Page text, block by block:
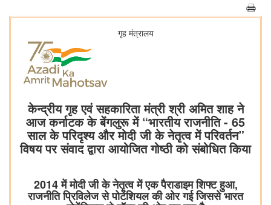
गृह मंत्रालय
केन्द्रीय गृह एवं सहकारिता मंत्री श्री अमित शाह ने
आज कर्नाटक के बेंगलुरू में “भारतीय राजनीति - 65
साल के परिदृश्य और मोदी जी के नेतृत्व में परिवर्तन”
विषय पर संवाद द्वारा आयोजित गोष्ठी को संबोधित किया
2014 में मोदी जी के नेतृत्व में एक पैराडाइम शिफ्ट हुआ,
राजनीति प्रिविलेज से पोटेंशियल की ओर गई जिससे भारत